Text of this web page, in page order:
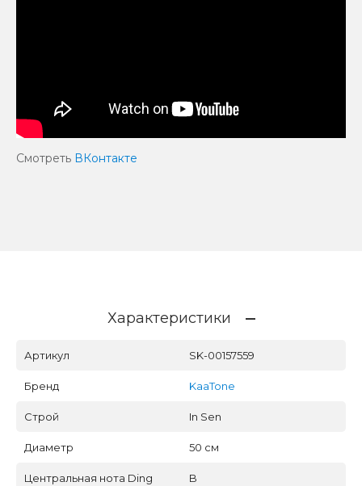
Смотреть ВКонтакте
Характеристики
Артикул SK-00157559
Бренд KaaTone
Строй In Sen
Диаметр 50 см
Центральная нота Ding B